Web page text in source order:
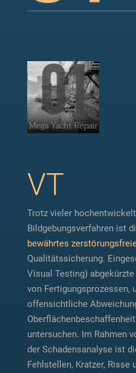
VT
Trotz vieler
Bildgebungsverfahren ist
bewährtes
Qualitätssicherung.
Visual Testing)
von Fertigungsprozessen,
offensichtliche
untersuchen. Im Rahmen
der Schadensanalyse ist
Fehlstellen, Kratzer,